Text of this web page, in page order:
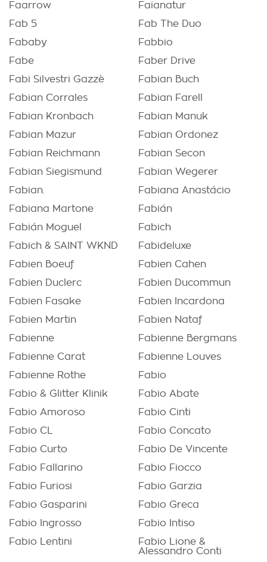
Faarrow
Faïanatur
Fab 5
Fab The Duo
Fababy
Fabbio
Fabe
Faber Drive
Fabi Silvestri Gazzè
Fabian Buch
Fabian Corrales
Fabian Farell
Fabian Kronbach
Fabian Manuk
Fabian Mazur
Fabian Ordonez
Fabian Reichmann
Fabian Secon
Fabian Siegismund
Fabian Wegerer
Fabian.
Fabiana Anastácio
Fabiana Martone
Fabián
Fabián Moguel
Fabich
Fabich & SAINT WKND
Fabideluxe
Fabien Boeuf
Fabien Cahen
Fabien Duclerc
Fabien Ducommun
Fabien Fasake
Fabien Incardona
Fabien Martin
Fabien Nataf
Fabienne
Fabienne Bergmans
Fabienne Carat
Fabienne Louves
Fabienne Rothe
Fabio
Fabio & Glitter Klinik
Fabio Abate
Fabio Amoroso
Fabio Cinti
Fabio CL
Fabio Concato
Fabio Curto
Fabio De Vincente
Fabio Fallarino
Fabio Fiocco
Fabio Furiosi
Fabio Garzia
Fabio Gasparini
Fabio Greca
Fabio Ingrosso
Fabio Intiso
Fabio Lentini
Fabio Lione &
Alessandro Conti